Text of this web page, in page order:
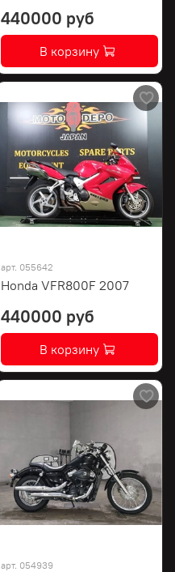
440000 руб
В корзину
арт. 055642
Honda VFR800F 2007
440000 руб
В корзину
арт. 054939